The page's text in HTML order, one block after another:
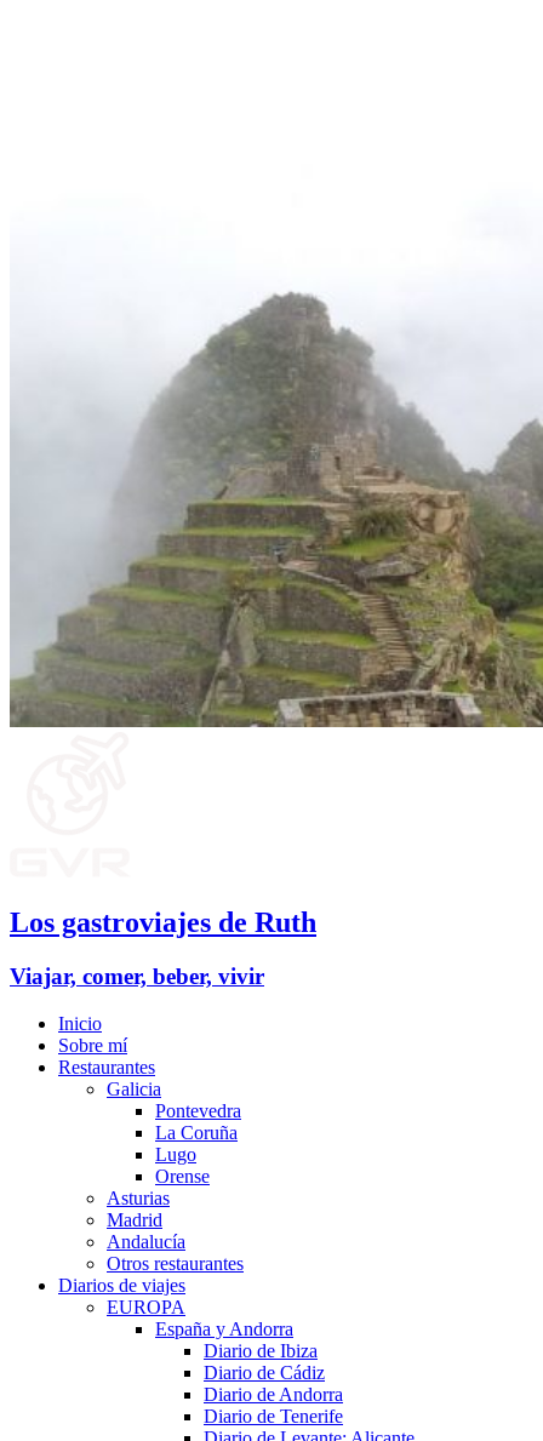
Los gastroviajes de Ruth
Viajar, comer, beber, vivir
Inicio
Sobre mí
Restaurantes
Galicia
Pontevedra
La Coruña
Lugo
Orense
Asturias
Madrid
Andalucía
Otros restaurantes
Diarios de viajes
EUROPA
España y Andorra
Diario de Ibiza
Diario de Cádiz
Diario de Andorra
Diario de Tenerife